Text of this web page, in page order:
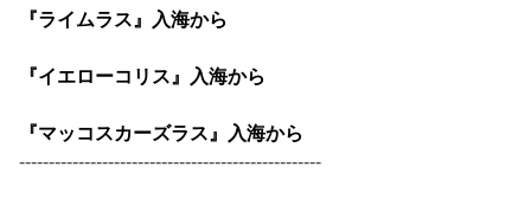
『ライムラス』入海から
『イエローコリス』入海から
『マッコスカーズラス』入海から
---------------------------------------------------